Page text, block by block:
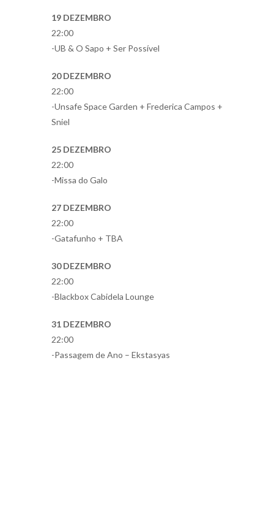
19 DEZEMBRO
22:00
-UB & O Sapo + Ser Possível
20 DEZEMBRO
22:00
-Unsafe Space Garden + Frederica Campos +
Sniel
25 DEZEMBRO
22:00
-Missa do Galo
27 DEZEMBRO
22:00
-Gatafunho + TBA
30 DEZEMBRO
22:00
-Blackbox Cabidela Lounge
31 DEZEMBRO
22:00
-Passagem de Ano – Ekstasyas